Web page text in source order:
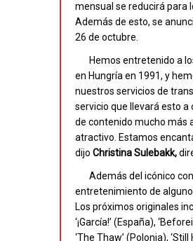
mensual se reducirá para
Además de esto, se
26 de octubre.
Hemos entretenido a
en Hungría en 1991, y
nuestros servicios de
servicio que llevará esto
de contenido mucho más
atractivo. Estamos
dijo Christina Sulebakk,
Además del icónico
entretenimiento de
Los próximos originales
‘¡García!’ (España),
‘The Thaw’ (Polonia),